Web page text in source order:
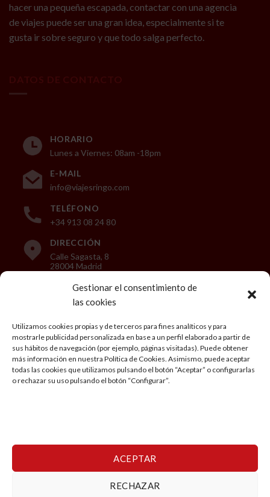
Gestionar el consentimiento de
las cookies
Utilizamos cookies propias y de terceros para fines analíticos y para
mostrarle publicidad personalizada en base a un perfil elaborado a partir de
sus hábitos de navegación (por ejemplo, páginas visitadas). Puede obtener
más información en nuestra Política de Cookies. Asimismo, puede aceptar
todas las cookies que utilizamos pulsando el botón “Aceptar” o configurarlas
o rechazar su uso pulsando el botón “Configurar”.
ACEPTAR
RECHAZAR
hacer una pequeña escapada, contactar con una agencia
de viajes puede ser una gran idea, especialmente si te
gusta ir sobre seguro y que todo salga perfecto.
HORARIO
Lunes a Viernes: 08am -18pm
E-MAIL
info@viajesringo.com
TELÉFONO
+34 913 08 24 80
DIRECCIÓN
Calle Sagasta, 8
28004 Madrid
Aviso Legal
Política de privacidad
Condiciones generales de Viaje